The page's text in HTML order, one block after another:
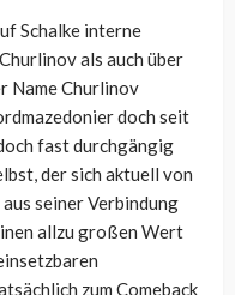
Schalke interne
als auch über
Name Churlinov
doch seit
fast durchgängig
der sich aktuell von
seiner Verbindung
allzu großen Wert
zum Comeback